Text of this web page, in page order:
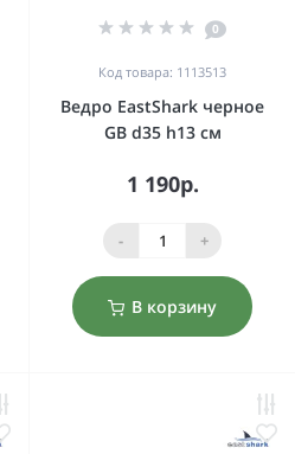
0
Код товара: 1113513
Ведро EastShark черное
GB d35 h13 см
1 190р.
- +
В корзину